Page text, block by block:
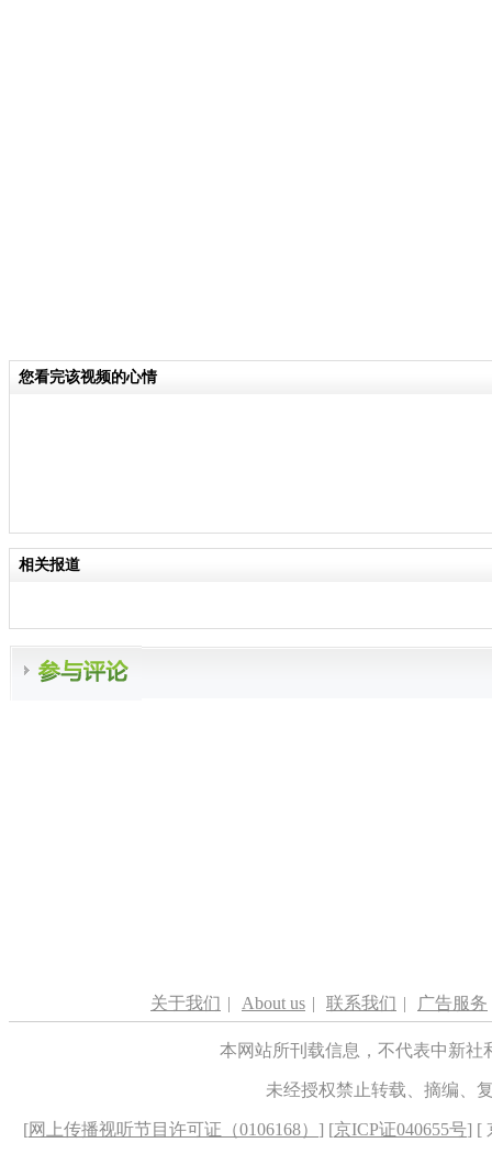
您看完该视频的心情
相关报道
关于我们 | About us | 联系我们 | 广告服务
本网站所刊载信息，不代表中新
未经授权禁止转载、摘编、
[网上传播视听节目许可证（0106168） ] [京ICP证040655号] [